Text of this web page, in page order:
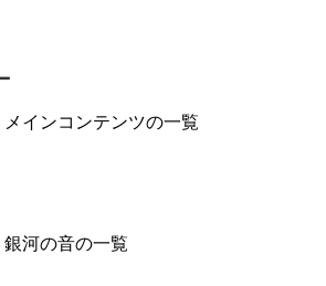
メインコンテンツの一覧
銀河の音の一覧